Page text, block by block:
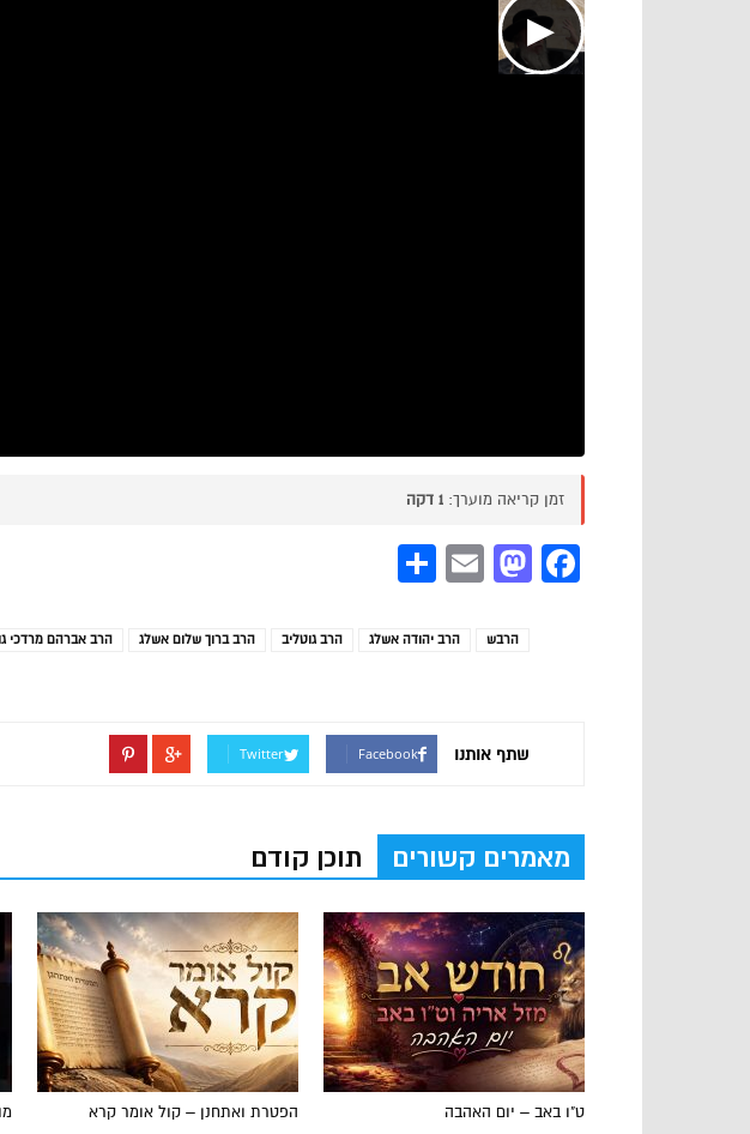
▶
זמן קריאה מוערך: 1 דקה
Facebook
Mastodon
Email
הרב אברהם מרדכי הרב ברוך שלום אשלג הרב גוטליב הרב יהודה אשלג
הרבש
שתף אותנו Facebook
Twitter
מאמרים קשורים תוכן קודם
הפטרת ואתחנן – קול אומר קרא ט"ו באב – יום האהבה